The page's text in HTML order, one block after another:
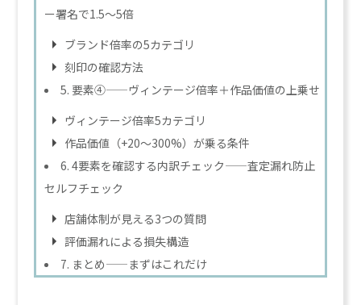
ー署名で1.5〜5倍
ブランド倍率の5カテゴリ
刻印の確認方法
5. 要素④——ヴィンテージ倍率＋作品価値の上乗せ
ヴィンテージ倍率5カテゴリ
作品価値（+20〜300%）が乗る条件
6. 4要素を確認する内訳チェック——査定漏れ防止
セルフチェック
店舗体制が見える3つの質問
評価漏れによる損失構造
7. まとめ——まずはこれだけ